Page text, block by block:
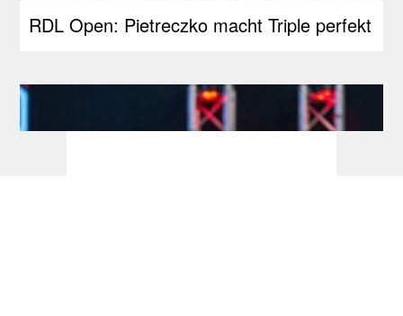
RDL Open: Pietreczko macht Triple perfekt